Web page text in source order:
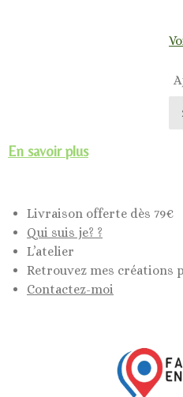
En savoir plus
Livraison offerte dès 79€
Qui suis je? ?
L’atelier
Retrouvez mes créations
Contactez-moi